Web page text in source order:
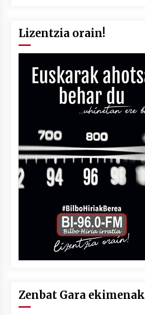
Lizentzia orain!
Zenbat Gara ekimenak